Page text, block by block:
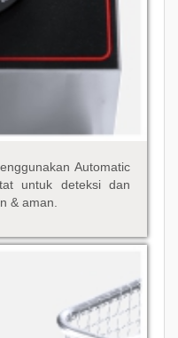
Automatic
untuk deteksi dan
& aman.